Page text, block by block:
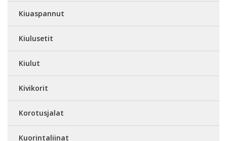
Kiuaspannut
Kiulusetit
Kiulut
Kivikorit
Korotusjalat
Kuorintaliinat